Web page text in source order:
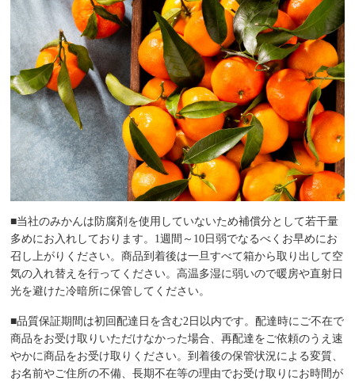
■当社のみかんは防腐剤を使用していないため補償分として若干量
多めにお入れしております。1週間～10日弱でなるべくお早めにお
召し上がりください。商品到着後は一旦すべて箱から取り出して空
気の入れ替えを行ってください。高温多湿に弱いので暖房や直射日
光を避けた冷暗所に保管してください。
■品質保証期間は初回配達日を含む2日以内です。配達時にご不在で
商品をお受け取りいただけなかった場合、再配達をご依頼のうえ速
やかに商品をお受け取りください。到着後の保管状況による変質、
お名前やご住所の不備、長期不在等の理由でお受け取りにお時間が